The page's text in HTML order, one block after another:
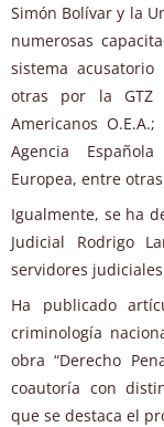
Simón Bolívar y la
numerosas
sistema
otras por la GTZ
Americanos
Agencia
Europea, entre
Igualmente, se ha
Judicial Rodrigo
servidores
Ha publicado
criminología
obra “Derecho
coautoría con
que se destaca el